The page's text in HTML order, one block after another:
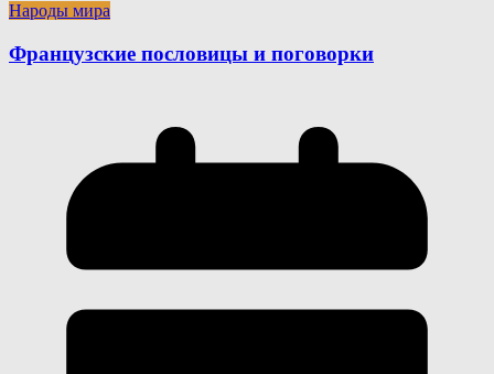
Народы мира
Французские пословицы и поговорки